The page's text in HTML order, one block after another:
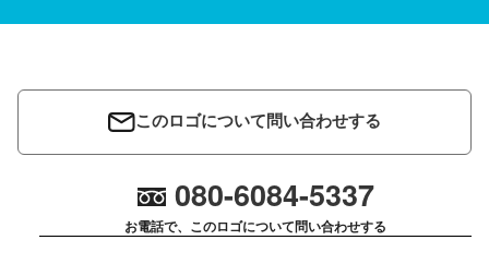
このロゴについて問い合わせする
080-6084-5337
お電話で、このロゴについて問い合わせする